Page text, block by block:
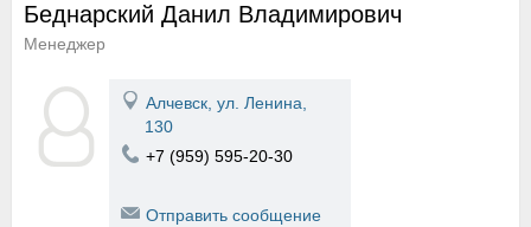
Беднарский Данил Владимирович
Менеджер
Алчевск, ул. Ленина,
130
+7 (959) 595-20-30
Отправить сообщение